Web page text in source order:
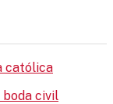
católica
boda civil